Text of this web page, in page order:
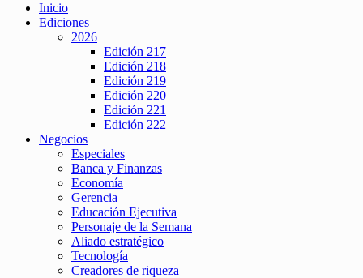
Inicio
Ediciones
2026
Edición 217
Edición 218
Edición 219
Edición 220
Edición 221
Edición 222
Negocios
Especiales
Banca y Finanzas
Economía
Gerencia
Educación Ejecutiva
Personaje de la Semana
Aliado estratégico
Tecnología
Creadores de riqueza